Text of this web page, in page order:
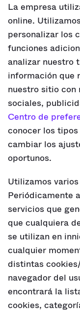
La empresa
online.
personalizar los
funciones
analizar nuestro
información que
nuestro sitio con
sociales,
Centro de
conocer los
cambiar los
oportunos.
Utilizamos
Periódicamente
servicios que
que cualquiera
se utilizan en
cualquier
distintas
navegador del
encontrará la
cookies,